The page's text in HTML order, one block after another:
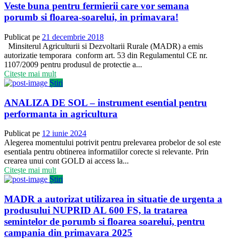
Veste buna pentru fermierii care vor semana
porumb si floarea-soarelui, in primavara!
Publicat pe 21 decembrie 2018
Minsiterul Agriculturii si Dezvoltarii Rurale (MADR) a emis
autorizatie temporara conform art. 53 din Regulamentul CE nr.
1107/2009 pentru produsul de protectie a...
Citește mai mult
Știri
ANALIZA DE SOL – instrument esential pentru
performanta in agricultura
Publicat pe 12 iunie 2024
Alegerea momentului potrivit pentru prelevarea probelor de sol este
esentiala pentru obtinerea informatiilor corecte si relevante. Prin
crearea unui cont GOLD ai access la...
Citește mai mult
Știri
MADR a autorizat utilizarea in situatie de urgenta a
produsului NUPRID AL 600 FS, la tratarea
semintelor de porumb si floarea soarelui, pentru
campania din primavara 2025